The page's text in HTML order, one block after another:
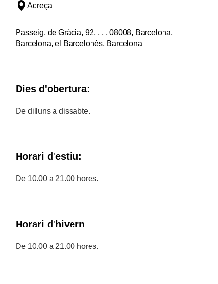
Adreça
Passeig, de Gràcia, 92, , , , 08008, Barcelona,
Barcelona, el Barcelonès, Barcelona
Dies d'obertura:
De dilluns a dissabte.
Horari d'estiu:
De 10.00 a 21.00 hores.
Horari d'hivern
De 10.00 a 21.00 hores.